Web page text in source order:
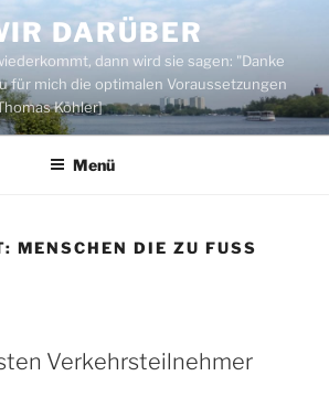
DARÜBER
dann wird sie sagen: "Danke
für mich die optimalen Voraussetzungen
Köhler]
Menü
MENSCHEN DIE ZU FUSS G
Verkehrsteilnehmer